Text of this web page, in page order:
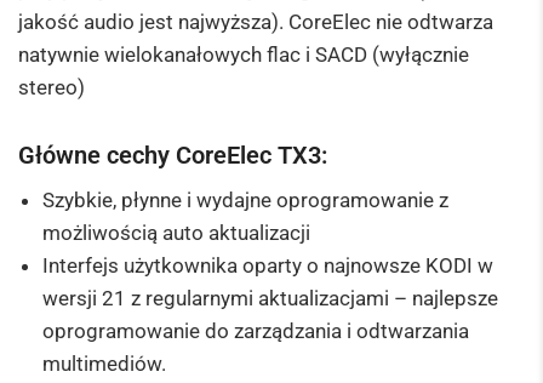
jakość audio jest najwyższa). CoreElec nie odtwarza
natywnie wielokanałowych flac i SACD (wyłącznie
stereo)
Główne cechy CoreElec TX3:
Szybkie, płynne i wydajne oprogramowanie z
możliwością auto aktualizacji
Interfejs użytkownika oparty o najnowsze KODI w
wersji 21 z regularnymi aktualizacjami – najlepsze
oprogramowanie do zarządzania i odtwarzania
multimediów.